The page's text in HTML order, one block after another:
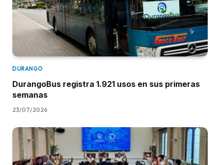
DURANGO
DurangoBus registra 1.921 usos en sus primeras
semanas
23/07/2026